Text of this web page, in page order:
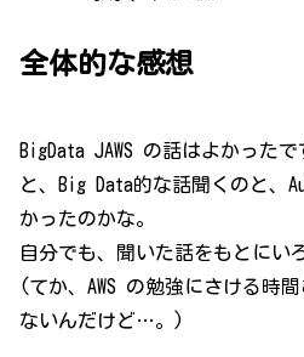
全体的な感想
BigData JAWS の話はよかった
と、Big Data的な話聞くのと、
かったのかな。
自分でも、聞いた話をもとにい
(てか、AWS の勉強にさける時
ないんだけど…。)